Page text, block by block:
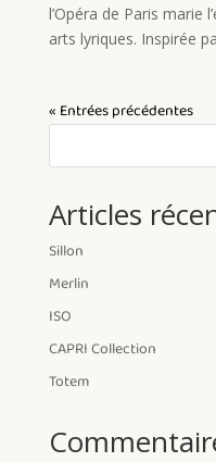
l’Opéra de Paris marie
arts lyriques. Inspirée
« Entrées précédentes
Articles
Sillon
Merlin
ISO
CAPRI Collection
Totem